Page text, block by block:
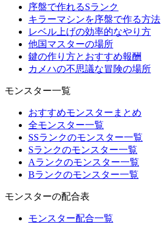
序盤で作れるSランク
キラーマシンを序盤で作る方法
レベル上げの効率的なやり方
他国マスターの場所
鍵の作り方とおすすめ報酬
カメハの不思議な冒険の場所
モンスター一覧
おすすめモンスターまとめ
全モンスター一覧
SSランクのモンスター一覧
Sランクのモンスター一覧
Aランクのモンスター一覧
Bランクのモンスター一覧
モンスターの配合表
モンスター配合一覧